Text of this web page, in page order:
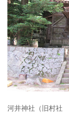
河井神社（旧村社